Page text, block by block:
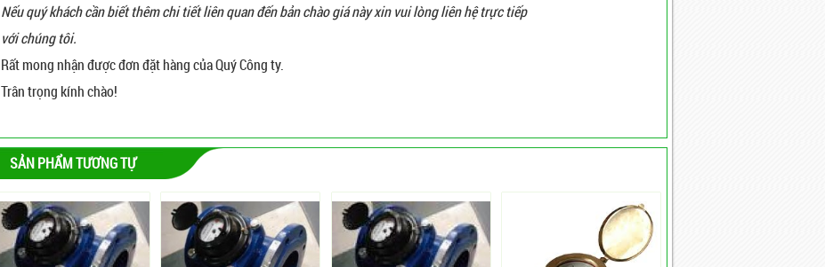
Nếu quý khách cần biết thêm chi tiết liên quan đến bản chào giá này xin vui lòng liên hệ trực tiếp
với chúng tôi.
Rất mong nhận được đơn đặt hàng của Quý Công ty.
Trân trọng kính chào!
SẢN PHẨM TƯƠNG TỰ